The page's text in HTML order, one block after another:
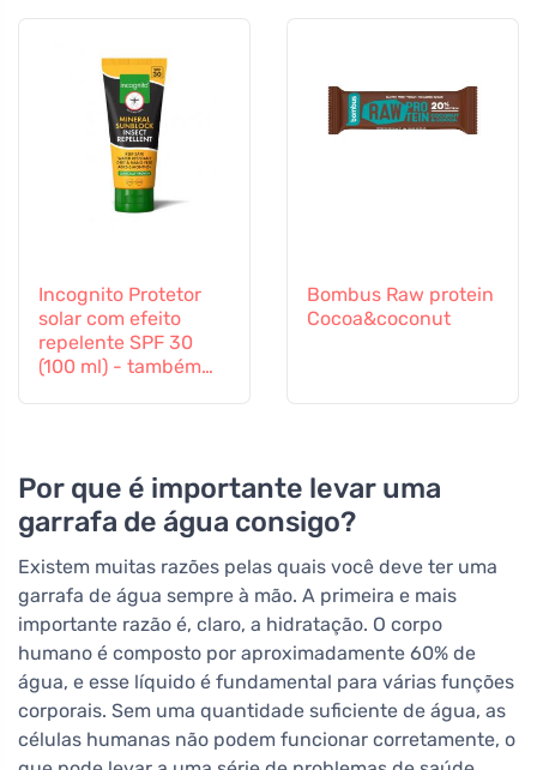
Incognito Protetor
solar com efeito
repelente SPF 30
(100 ml) - também
Bombus Raw protein
Cocoa&coconut
Por que é importante levar uma
garrafa de água consigo?
Existem muitas razões pelas quais você deve ter uma
garrafa de água sempre à mão. A primeira e mais
importante razão é, claro, a hidratação. O corpo
humano é composto por aproximadamente 60% de
água, e esse líquido é fundamental para várias funções
corporais. Sem uma quantidade suficiente de água, as
células humanas não podem funcionar corretamente, o